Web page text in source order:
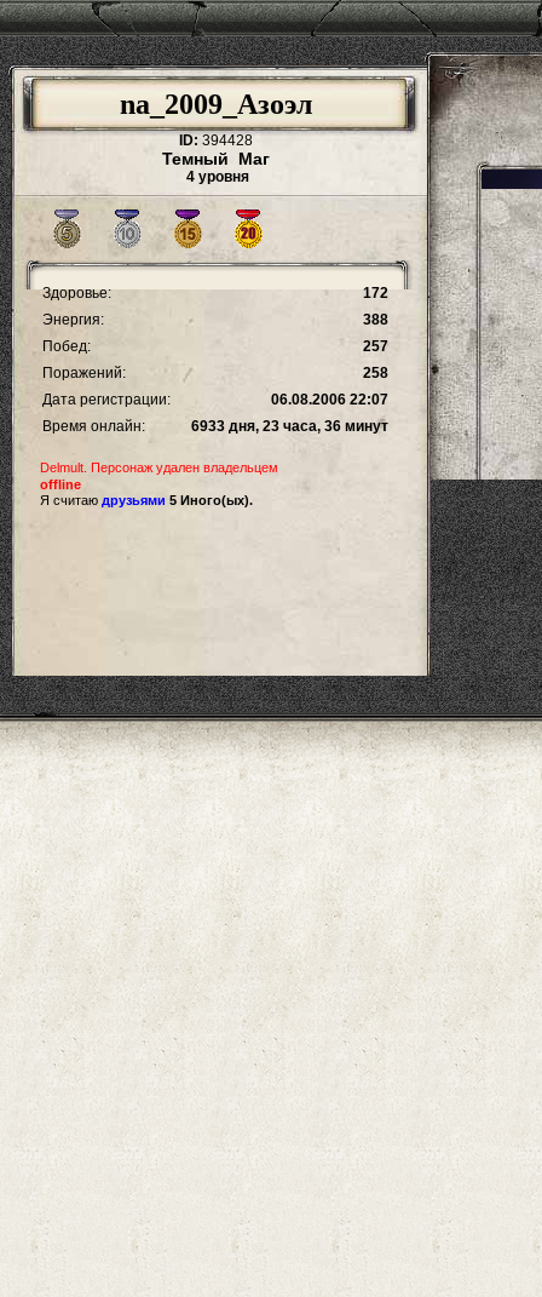
na_2009_Азоэл
ID: 394428
Темный Маг
4 уровня
Здоровье:
172
Энергия:
388
Побед:
257
Поражений:
258
Дата регистрации:
06.08.2006 22:07
Время онлайн:
6933 дня, 23 часа, 36 минут
Delmult. Персонаж удален владельцем
offline
Я считаю друзьями 5 Иного(ых).